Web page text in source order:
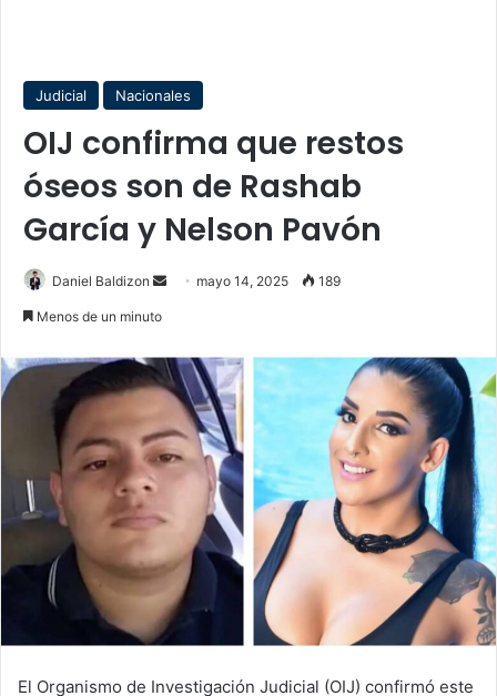
Judicial Nacionales
OIJ confirma que restos
óseos son de Rashab
García y Nelson Pavón
Daniel Baldizon
Send mayo 14, 2025 189
Menos de un minuto
El Organismo de Investigación Judicial (OIJ) confirmó este